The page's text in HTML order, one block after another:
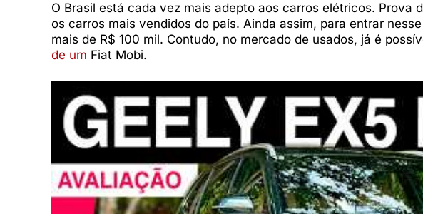
O Brasil está cada vez mais adepto aos carros elétricos. Prova
os carros mais vendidos do país. Ainda assim, para entrar
mais de R$ 100 mil. Contudo, no mercado de usados, já é
de um Fiat Mobi.